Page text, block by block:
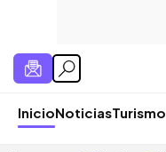
InicioNoticiasTurismo